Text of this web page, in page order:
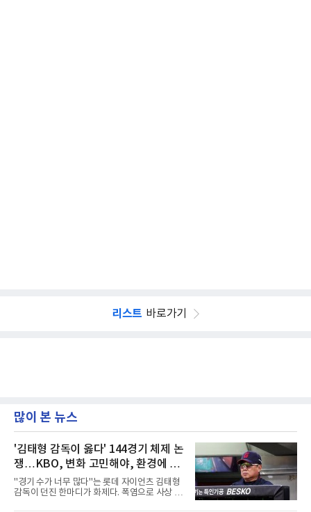
리스트 바로가기
많이 본 뉴스
'김태형 감독이 옳다' 144경기 체제 논
쟁…KBO, 변화 고민해야, 환경에 맞
는 경기 수가 바람직
"경기 수가 너무 많다"는 롯데 자이언츠 김태형
감독이 던진 한마디가 화제다. 폭염으로 사상 초